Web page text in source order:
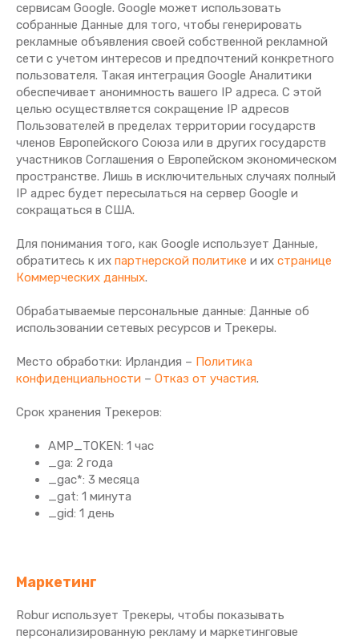
сервисам Google. Google может использовать
собранные Данные для того, чтобы генерировать
рекламные объявления своей собственной рекламной
сети с учетом интересов и предпочтений конкретного
пользователя. Такая интеграция Google Аналитики
обеспечивает анонимность вашего IP адреса. С этой
целью осуществляется сокращение IP адресов
Пользователей в пределах территории государств
членов Европейского Союза или в других государств
участников Соглашения о Европейском экономическом
пространстве. Лишь в исключительных случаях полный
IP адрес будет пересылаться на сервер Google и
сокращаться в США.
Для понимания того, как Google использует Данные,
обратитесь к их партнерской политике и их странице
Коммерческих данных.
Обрабатываемые персональные данные: Данные об
использовании сетевых ресурсов и Трекеры.
Место обработки: Ирландия – Политика
конфиденциальности – Отказ от участия.
Срок хранения Tрекеров:
AMP_TOKEN: 1 час
_ga: 2 года
_gac*: 3 месяца
_gat: 1 минута
_gid: 1 день
Маркетинг
Robur использует Трекеры, чтобы показывать
персонализированную рекламу и маркетинговые